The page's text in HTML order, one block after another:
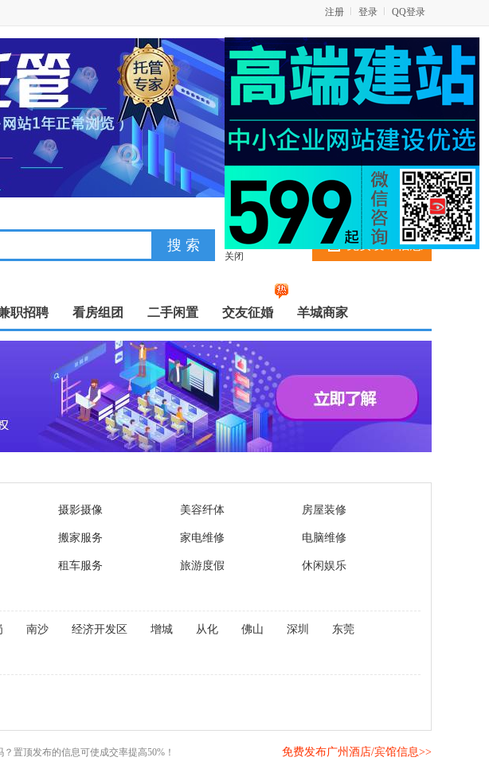
QQ登录
登录
注册
免费发布信息
职招聘 看房组团 二手闲置 交友征婚 羊城商家
摄影摄像 美容纤体 房屋装修
搬家服务 家电维修 电脑维修
租车服务 旅游度假 休闲娱乐
南沙 经济开发区 增城 从化 佛山 深圳 东莞
置顶发布的信息可使成交率提高50%！ 免费发布广州酒店/宾馆信息>>
关闭